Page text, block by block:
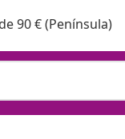
90 € (Península)